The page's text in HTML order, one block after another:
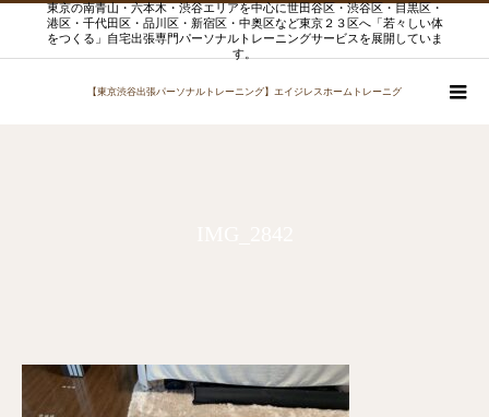
東京の南青山・六本木・渋谷エリアを中心に世田谷区・渋谷区・目黒区・
港区・千代田区・品川区・新宿区・中奥区など東京２３区へ「若々しい体
をつくる」自宅出張専門パーソナルトレーニングサービスを展開していま
す。
【東京渋谷出張パーソナルトレーニング】エイジレスホームトレーニグ